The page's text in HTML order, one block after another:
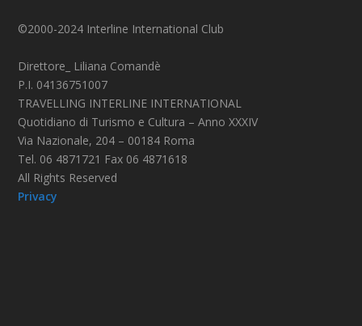
©2000-2024 Interline International Club
Direttore_ Liliana Comandè
P.I. 04136751007
TRAVELLING INTERLINE INTERNATIONAL
Quotidiano di Turismo e Cultura – Anno XXXIV
Via Nazionale, 204 – 00184 Roma
Tel. 06 4871721 Fax 06 4871618
All Rights Reserved
Privacy